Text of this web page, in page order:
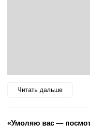
Читать дальше
«Умоляю вас —